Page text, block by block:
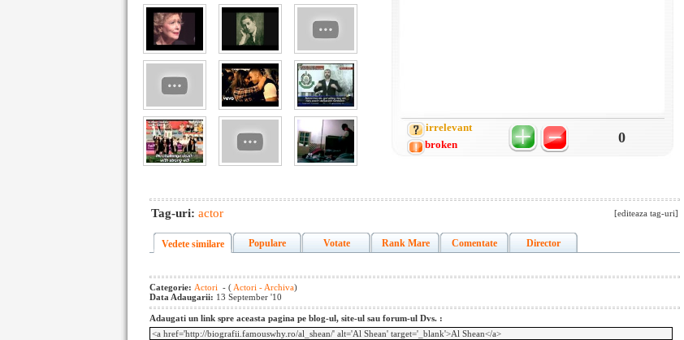
irrelevant
0
broken
Tag-uri: actor [editeaza tag-uri]
Vedete similare Populare Votate Rank Mare Comentate Director
Categorie: Actori - ( Actori - Archiva)
Data Adaugarii: 13 September '10
Adaugati un link spre aceasta pagina pe blog-ul, site-ul sau forum-ul Dvs. :